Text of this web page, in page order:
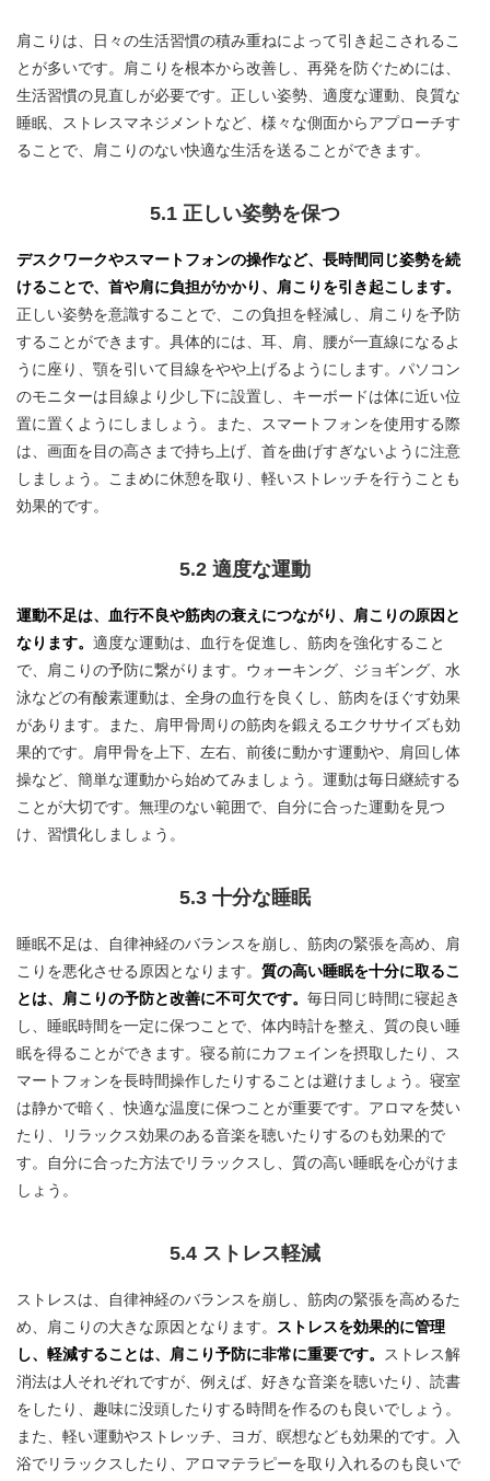
肩こりは、日々の生活習慣の積み重ねによって引き起こされるこ
とが多いです。肩こりを根本から改善し、再発を防ぐためには、
生活習慣の見直しが必要です。正しい姿勢、適度な運動、良質な
睡眠、ストレスマネジメントなど、様々な側面からアプローチす
ることで、肩こりのない快適な生活を送ることができます。
5.1 正しい姿勢を保つ
デスクワークやスマートフォンの操作など、長時間同じ姿勢を続
けることで、首や肩に負担がかかり、肩こりを引き起こします。
正しい姿勢を意識することで、この負担を軽減し、肩こりを予防
することができます。具体的には、耳、肩、腰が一直線になるよ
うに座り、顎を引いて目線をやや上げるようにします。パソコン
のモニターは目線より少し下に設置し、キーボードは体に近い位
置に置くようにしましょう。また、スマートフォンを使用する際
は、画面を目の高さまで持ち上げ、首を曲げすぎないように注意
しましょう。こまめに休憩を取り、軽いストレッチを行うことも
効果的です。
5.2 適度な運動
運動不足は、血行不良や筋肉の衰えにつながり、肩こりの原因と
なります。 適度な運動は、血行を促進し、筋肉を強化すること
で、肩こりの予防に繋がります。ウォーキング、ジョギング、水
泳などの有酸素運動は、全身の血行を良くし、筋肉をほぐす効果
があります。また、肩甲骨周りの筋肉を鍛えるエクササイズも効
果的です。肩甲骨を上下、左右、前後に動かす運動や、肩回し体
操など、簡単な運動から始めてみましょう。運動は毎日継続する
ことが大切です。無理のない範囲で、自分に合った運動を見つ
け、習慣化しましょう。
5.3 十分な睡眠
睡眠不足は、自律神経のバランスを崩し、筋肉の緊張を高め、肩
こりを悪化させる原因となります。 質の高い睡眠を十分に取るこ
とは、肩こりの予防と改善に不可欠です。 毎日同じ時間に寝起き
し、睡眠時間を一定に保つことで、体内時計を整え、質の良い睡
眠を得ることができます。寝る前にカフェインを摂取したり、ス
マートフォンを長時間操作したりすることは避けましょう。寝室
は静かで暗く、快適な温度に保つことが重要です。アロマを焚い
たり、リラックス効果のある音楽を聴いたりするのも効果的で
す。自分に合った方法でリラックスし、質の高い睡眠を心がけま
しょう。
5.4 ストレス軽減
ストレスは、自律神経のバランスを崩し、筋肉の緊張を高めるた
め、肩こりの大きな原因となります。
ストレスを効果的に管理
し、軽減することは、肩こり予防に非常に重要です。
ストレス解
消法は人それぞれですが、例えば、好きな音楽を聴いたり、読書
をしたり、趣味に没頭したりする時間を作るのも良いでしょう。
また、軽い運動やストレッチ、ヨガ、瞑想なども効果的です。入
浴でリラックスしたり、アロマテラピーを取り入れるのも良いで